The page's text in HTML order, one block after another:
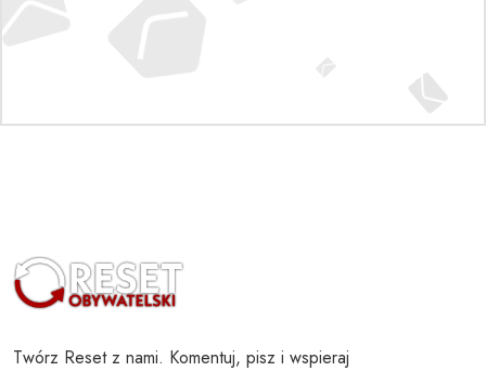
Twórz Reset z nami. Komentuj, pisz i wspieraj